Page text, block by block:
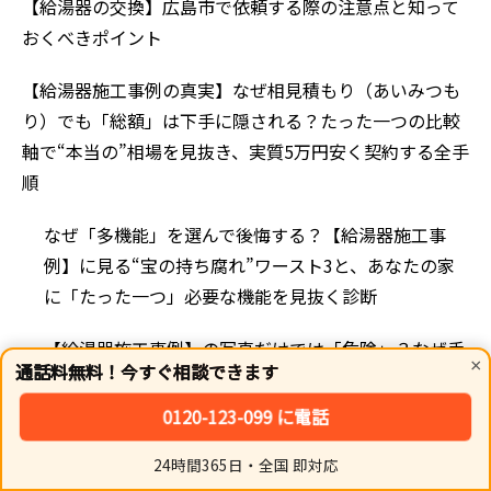
×
通話料無料！今すぐ相談できます
0120-123-099 に電話
24時間365日・全国 即対応
【給湯器の交換】広島市で依頼する際の注意点と知って
おくべきポイント
【給湯器施工事例の真実】なぜ相見積もり（あいみつも
り）でも「総額」は下手に隠される？たった一つの比較
軸で“本当の”相場を見抜き、実質5万円安く契約する全手
順
なぜ「多機能」を選んで後悔する？【給湯器施工事
例】に見る“宝の持ち腐れ”ワースト3と、あなたの家
に「たった一つ」必要な機能を見抜く診断
【給湯器施工事例】の写真だけでは「危険」？なぜ手
抜き工事は見抜けないのか。今すぐ“安全な業者”を炙
り出す「資格・保証」絶対チェックリスト
【給湯器施工事例】100件見てもムダ？なぜ「あなた
シェア トップ